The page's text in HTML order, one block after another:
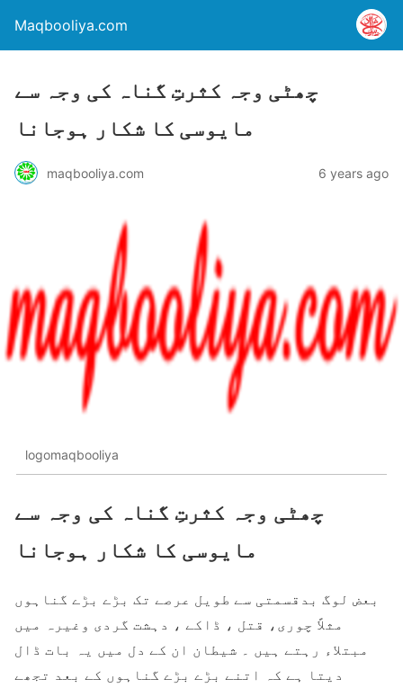
Maqbooliya.com
چھٹی وجہ کثرتِ گناہ کی وجہ سے
مایوسی کا شکار ہوجانا
maqbooliya.com 6 years ago
logomaqbooliya
چھٹی وجہ کثرتِ گناہ کی وجہ سے
مایوسی کا شکار ہوجانا
بعض لوگ بدقسمتی سے طویل عرصے تک بڑے بڑے گناہوں
مثلاً چوری، قتل ، ڈاکے ، دہشت گردی وغیرہ میں
مبتلاء رہتے ہیں ۔ شیطان ان کے دل میں یہ بات ڈال
دیتا ہے کہ اتنے بڑے بڑے گناہوں کے بعد تجھے